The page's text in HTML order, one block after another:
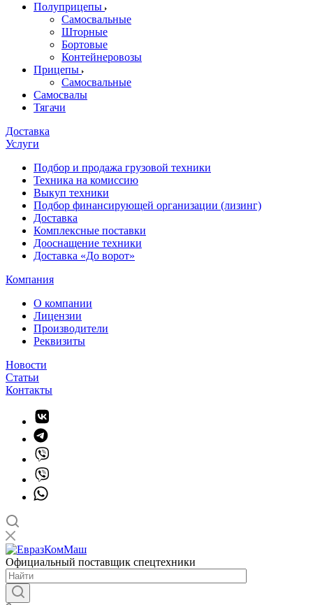
Полуприцепы
Самосвальные
Шторные
Бортовые
Контейнеровозы
Прицепы
Самосвальные
Самосвалы
Тягачи
Доставка
Услуги
Подбор и продажа грузовой техники
Техника на комиссию
Выкуп техники
Подбор финансирующей организации (лизинг)
Доставка
Комплексные поставки
Дооснащение техники
Доставка «До ворот»
Компания
О компании
Лицензии
Производители
Реквизиты
Новости
Статьи
Контакты
Официальный поставщик спецтехники